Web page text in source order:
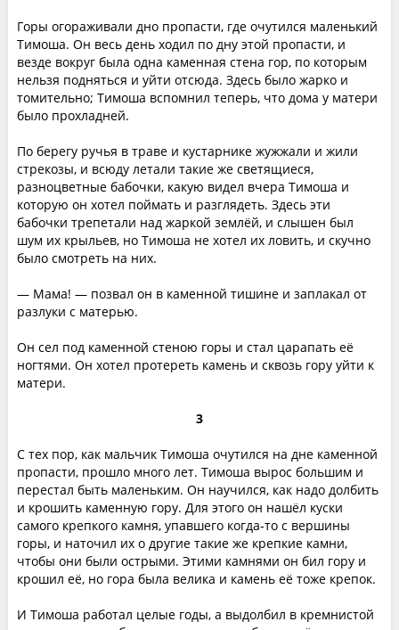
Горы огораживали дно пропасти, где очутился маленький
Тимоша. Он весь день ходил по дну этой пропасти, и
везде вокруг была одна каменная стена гор, по которым
нельзя подняться и уйти отсюда. Здесь было жарко и
томительно; Тимоша вспомнил теперь, что дома у матери
было прохладней.
По берегу ручья в траве и кустарнике жужжали и жили
стрекозы, и всюду летали такие же светящиеся,
разноцветные бабочки, какую видел вчера Тимоша и
которую он хотел поймать и разглядеть. Здесь эти
бабочки трепетали над жаркой землёй, и слышен был
шум их крыльев, но Тимоша не хотел их ловить, и скучно
было смотреть на них.
— Мама! — позвал он в каменной тишине и заплакал от
разлуки с матерью.
Он сел под каменной стеною горы и стал царапать её
ногтями. Он хотел протереть камень и сквозь гору уйти к
матери.
3
С тех пор, как мальчик Тимоша очутился на дне каменной
пропасти, прошло много лет. Тимоша вырос большим и
перестал быть маленьким. Он научился, как надо долбить
и крошить каменную гору. Для этого он нашёл куски
самого крепкого камня, упавшего когда-то с вершины
горы, и наточил их о другие такие же крепкие камни,
чтобы они были острыми. Этими камнями он бил гору и
крошил её, но гора была велика и камень её тоже крепок.
И Тимоша работал целые годы, а выдолбил в кремнистой